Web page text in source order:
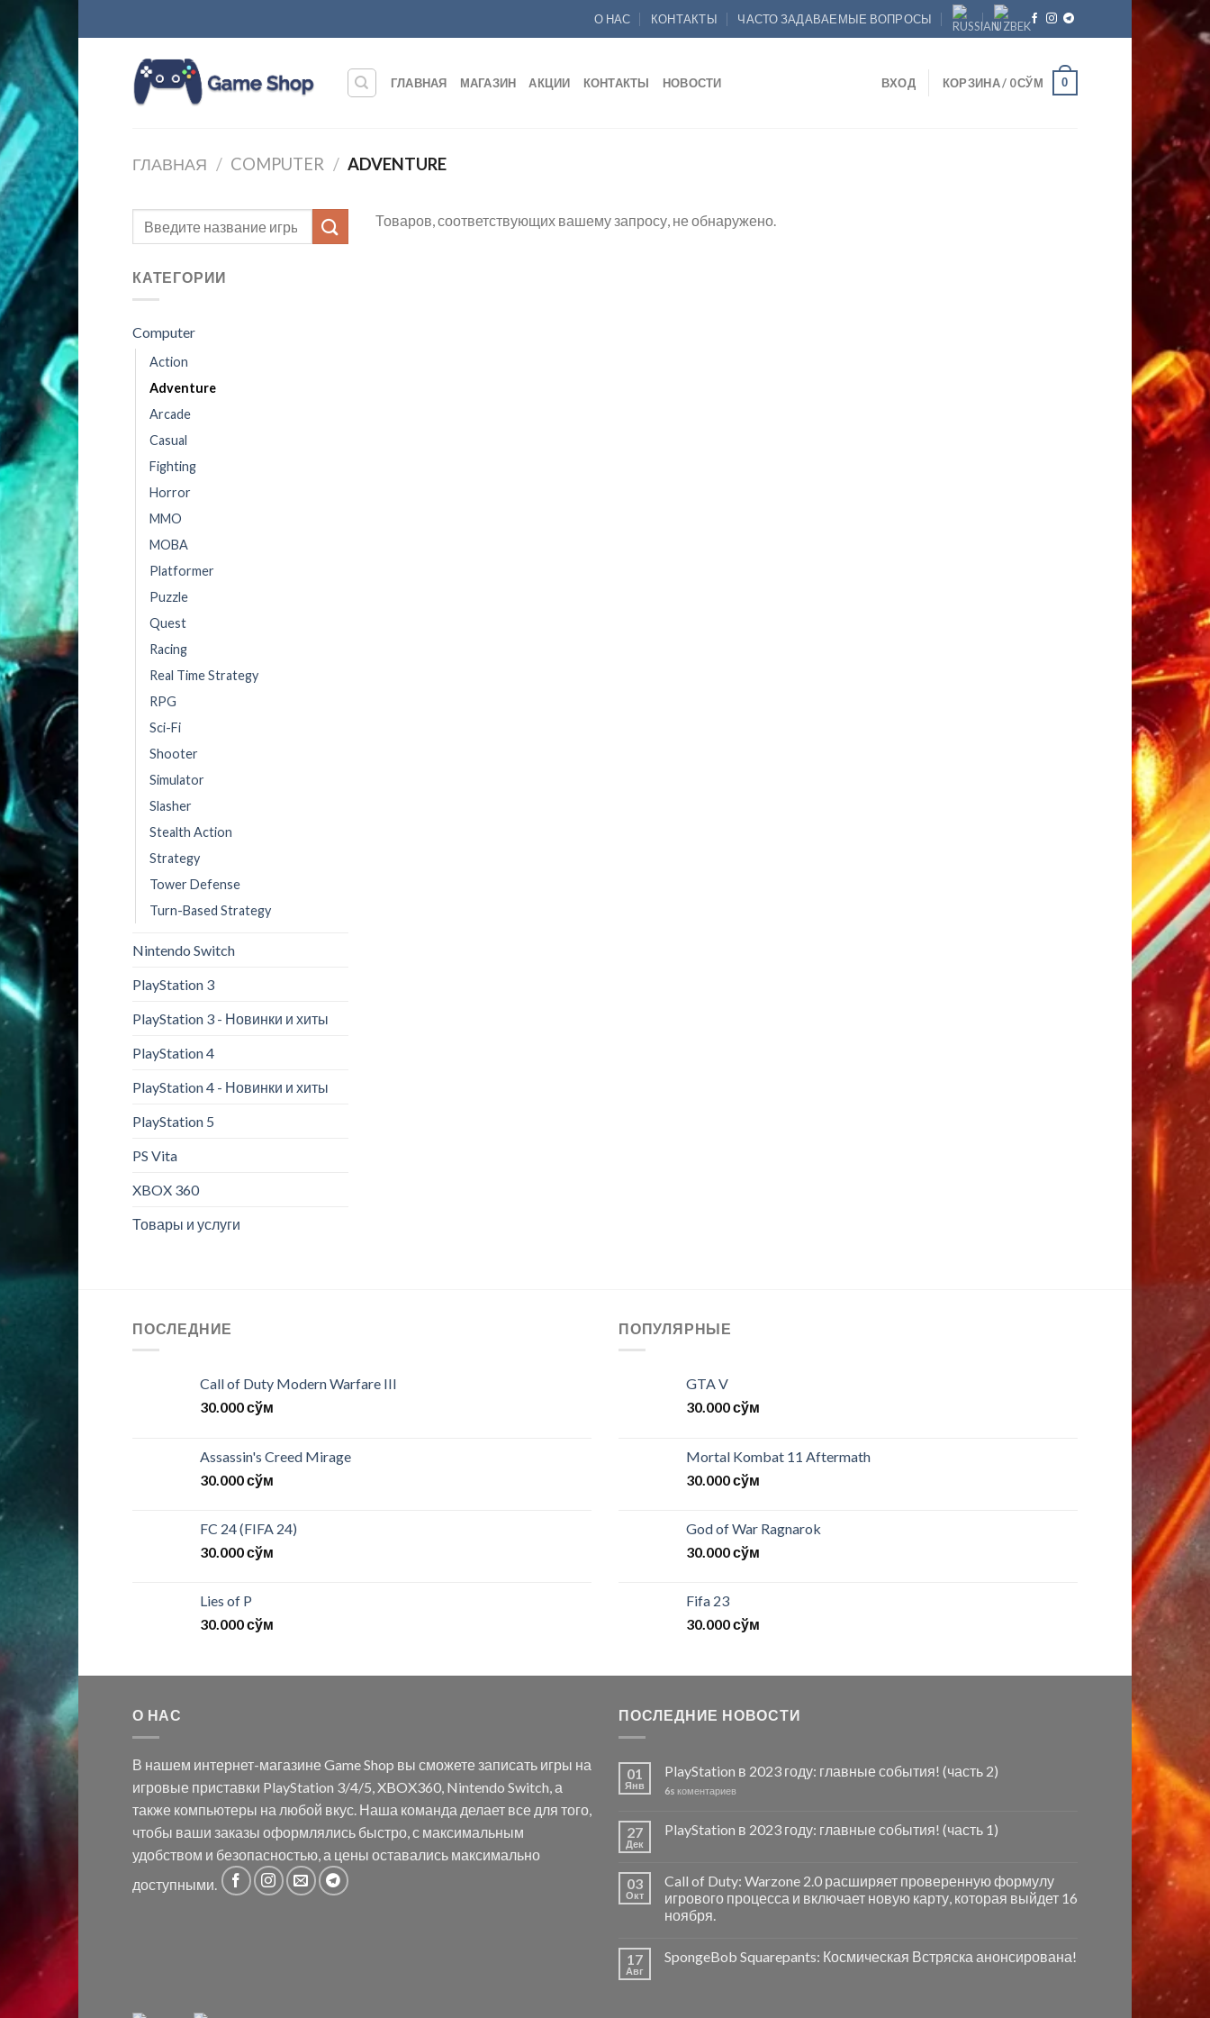
О НАС КОНТАКТЫ ЧАСТО ЗАДАВАЕМЫЕ ВОПРОСЫ
ГЛАВНАЯ МАГАЗИН АКЦИИ КОНТАКТЫ НОВОСТИ ВХОД КОРЗИНА / 0СЎМ 0
ГЛАВНАЯ / COMPUTER / ADVENTURE
КАТЕГОРИИ
Computer
Action
Adventure
Arcade
Casual
Fighting
Horror
MMO
MOBA
Platformer
Puzzle
Quest
Racing
Real Time Strategy
RPG
Sci-Fi
Shooter
Simulator
Slasher
Stealth Action
Strategy
Tower Defense
Turn-Based Strategy
Nintendo Switch
PlayStation 3
PlayStation 3 - Новинки и хиты
PlayStation 4
PlayStation 4 - Новинки и хиты
PlayStation 5
PS Vita
XBOX 360
Товары и услуги
Товаров, соответствующих вашему запросу, не обнаружено.
ПОСЛЕДНИЕ
Call of Duty Modern Warfare III
30.000сўм
Assassin's Creed Mirage
30.000сўм
FC 24 (FIFA 24)
30.000сўм
Lies of P
30.000сўм
ПОПУЛЯРНЫЕ
GTA V
30.000сўм
Mortal Kombat 11 Aftermath
30.000сўм
God of War Ragnarok
30.000сўм
Fifa 23
30.000сўм
О НАС
В нашем интернет-магазине Game Shop вы сможете записать игры на
игровые приставки PlayStation 3/4/5, XBOX360, Nintendo Switch, а
также компьютеры на любой вкус. Наша команда делает все для того,
чтобы ваши заказы оформлялись быстро, с максимальным
удобством и безопасностью, а цены оставались максимально
доступными.
ПОСЛЕДНИЕ НОВОСТИ
01
Янв
PlayStation в 2023 году: главные события! (часть 2)
6s коментариев
27
Дек
PlayStation в 2023 году: главные события! (часть 1)
03
Окт
Call of Duty: Warzone 2.0 расширяет проверенную формулу
игрового процесса и включает новую карту, которая выйдет 16
ноября.
17
Авг
SpongeBob Squarepants: Космическая Встряска анонсирована!